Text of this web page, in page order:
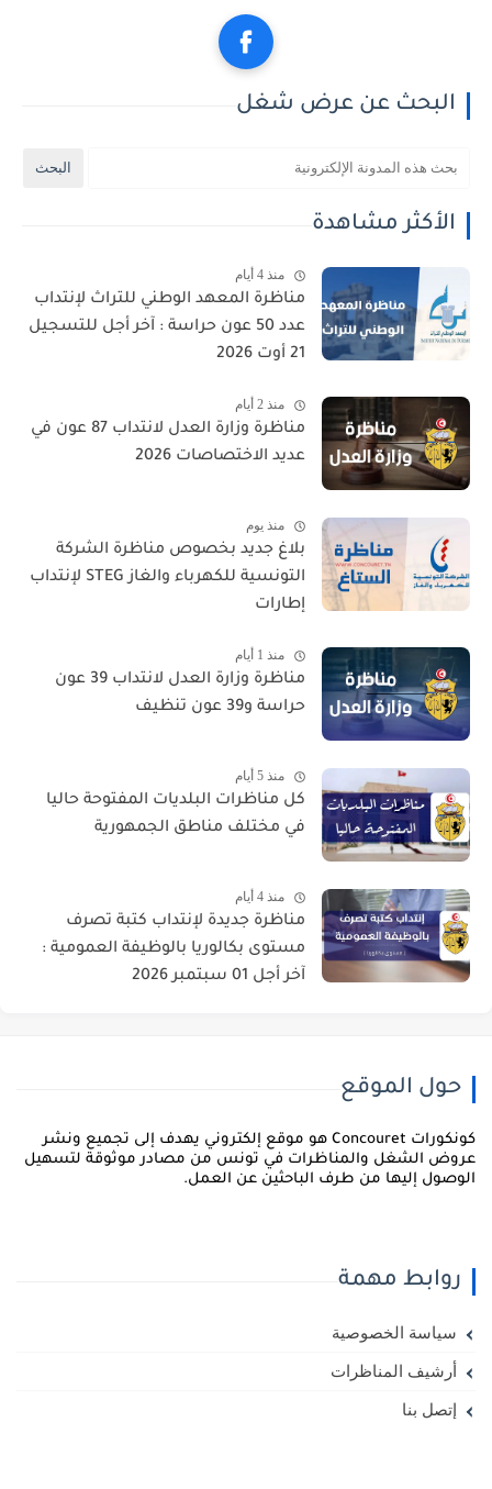
البحث عن عرض شغل
الأكثر مشاهدة
منذ 4 أيام
مناظرة المعهد الوطني للتراث لإنتداب
عدد 50 عون حراسة : آخر أجل للتسجيل
21 أوت 2026
منذ 2 أيام
مناظرة وزارة العدل لانتداب 87 عون في
عديد الاختصاصات 2026
منذ يوم
بلاغ جديد بخصوص مناظرة الشركة
التونسية للكهرباء والغاز STEG لإنتداب
إطارات
منذ 1 أيام
مناظرة وزارة العدل لانتداب 39 عون
حراسة و39 عون تنظيف
منذ 5 أيام
كل مناظرات البلديات المفتوحة حاليا
في مختلف مناطق الجمهورية
منذ 4 أيام
مناظرة جديدة لإنتداب كتبة تصرف
مستوى بكالوريا بالوظيفة العمومية :
آخر أجل 01 سبتمبر 2026
حول الموقع
كونكورات Concouret هو موقع إلكتروني يهدف إلى تجميع ونشر
الشغل والمناظرات في تونس من مصادر موثوقة لتسهيل
إليها من طرف الباحثين عن العمل.
روابط مهمة
سياسة الخصوصية
أرشيف المناظرات
إتصل بنا